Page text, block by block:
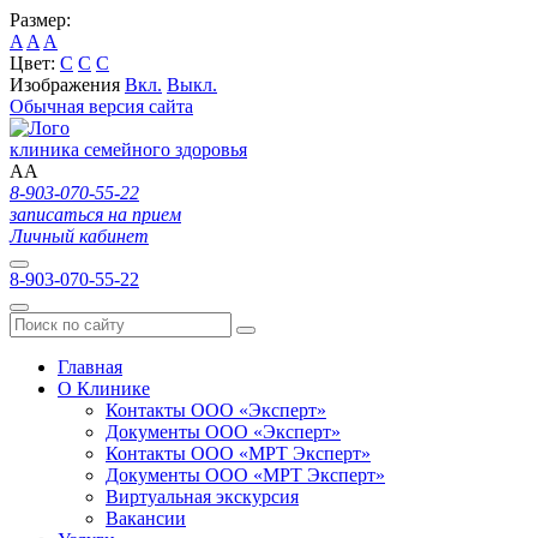
Размер:
A A A
Цвет: C C C
Изображения Вкл. Выкл.
Обычная версия сайта
клиника семейного здоровья
AA
8-903-070-55-22
записаться на прием
Личный кабинет
8-903-070-55-22
Главная
О Клинике
Контакты ООО «Эксперт»
Документы ООО «Эксперт»
Контакты ООО «МРТ Эксперт»
Документы ООО «МРТ Эксперт»
Виртуальная экскурсия
Вакансии